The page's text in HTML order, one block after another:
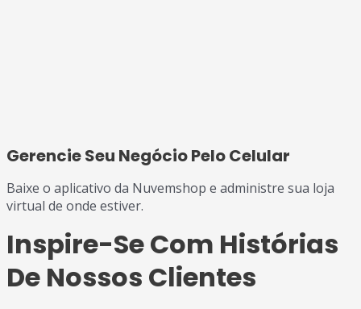
Gerencie Seu Negócio Pelo Celular
Baixe o aplicativo da Nuvemshop e administre sua loja
virtual de onde estiver.
Inspire-Se Com Histórias
De Nossos Clientes